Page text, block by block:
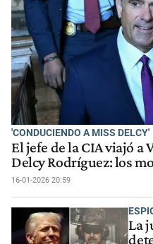
'CONDUCIENDO A MISS DELCY'
El jefe de la CIA viajó a
Delcy Rodríguez: los
16-01-2026 20:59
La